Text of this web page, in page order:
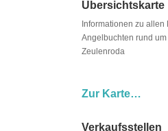
Übersichtskarte
Informationen zu allen
Angelbuchten rund
Zeulenroda
Zur Karte…
Verkaufsstellen